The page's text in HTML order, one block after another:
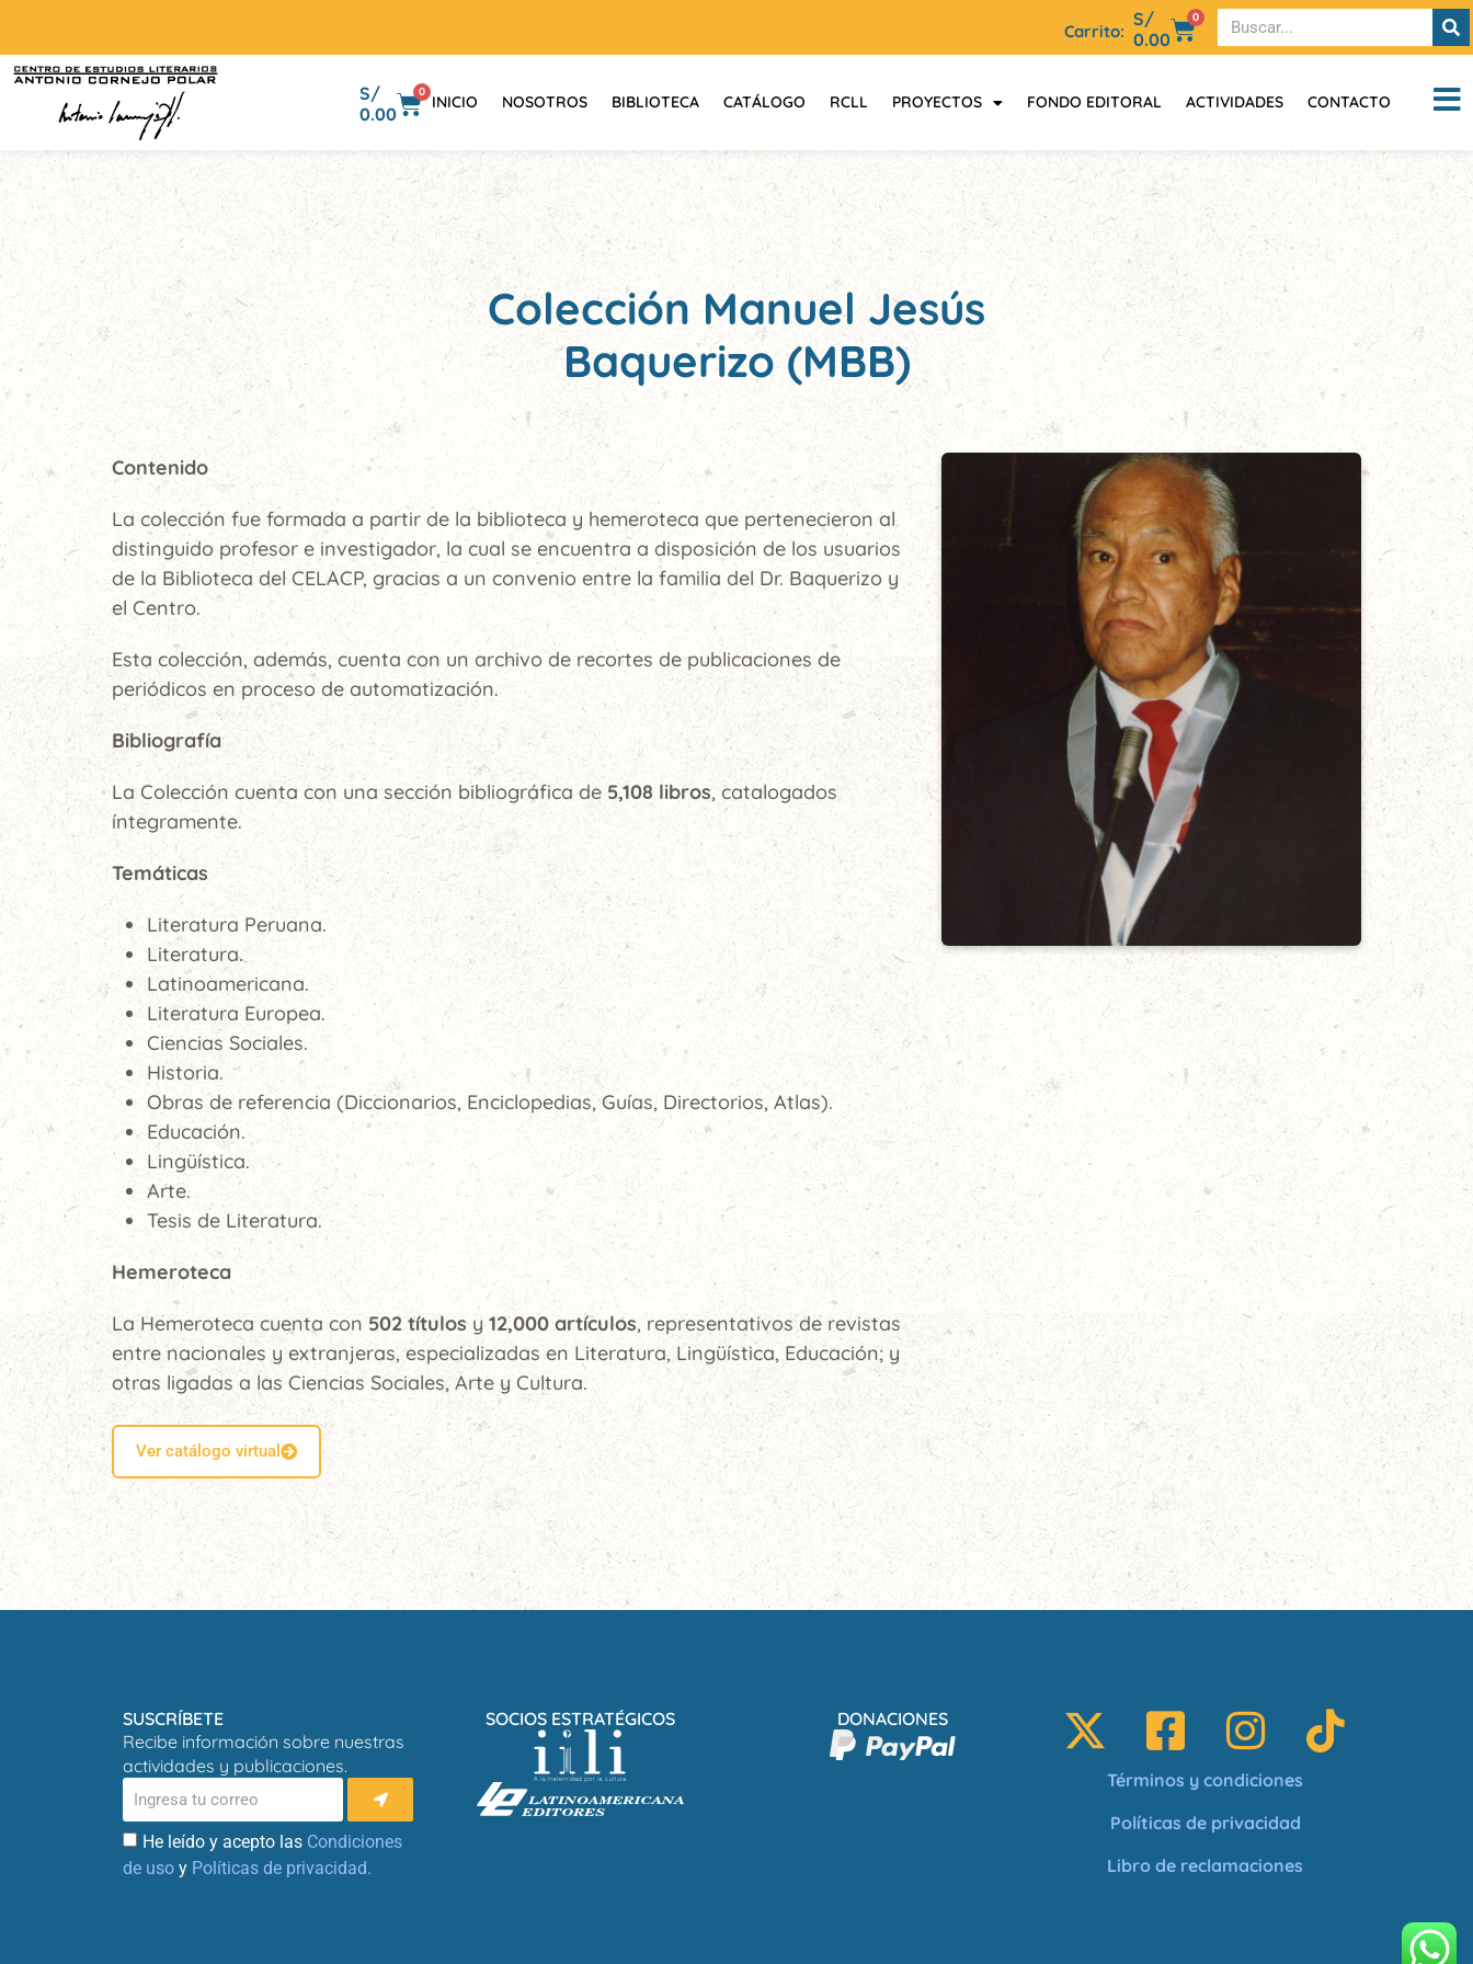
Carrito:
S/
0.00
0
S/
0.00
0
INICIO NOSOTROS BIBLIOTECA CATÁLOGO RCLL PROYECTOS FONDO EDITORAL ACTIVIDADES CONTACTO
Colección Manuel Jesús
Baquerizo (MBB)
Contenido
La colección fue formada a partir de la biblioteca y hemeroteca que pertenecieron al
distinguido profesor e investigador, la cual se encuentra a disposición de los usuarios
de la Biblioteca del CELACP, gracias a un convenio entre la familia del Dr. Baquerizo y
el Centro.
Esta colección, además, cuenta con un archivo de recortes de publicaciones de
periódicos en proceso de automatización.
Bibliografía
La Colección cuenta con una sección bibliográfica de 5,108 libros, catalogados
íntegramente.
Temáticas
Literatura Peruana.
Literatura.
Latinoamericana.
Literatura Europea.
Ciencias Sociales.
Historia.
Obras de referencia (Diccionarios, Enciclopedias, Guías, Directorios, Atlas).
Educación.
Lingüística.
Arte.
Tesis de Literatura.
Hemeroteca
La Hemeroteca cuenta con 502 títulosy 12,000 artículos, representativos de revistas
entre nacionales y extranjeras, especializadas en Literatura, Lingüística, Educación; y
otras ligadas a las Ciencias Sociales, Arte y Cultura.
Ver catálogo virtual
SUSCRÍBETE
Recibe información sobre nuestras
actividades y publicaciones.
He leído y acepto las Condiciones
de uso y Políticas de privacidad.
SOCIOS ESTRATÉGICOS DONACIONES
Términos y condiciones
Políticas de privacidad
Libro de reclamaciones